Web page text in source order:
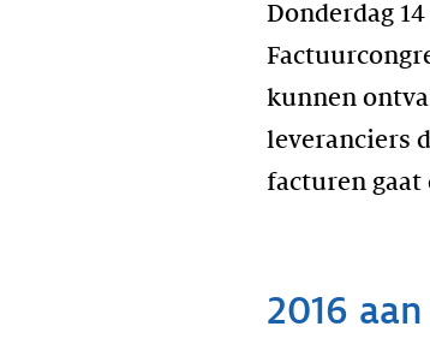
Donderdag
kunnen
leveranciers
facturen
2016